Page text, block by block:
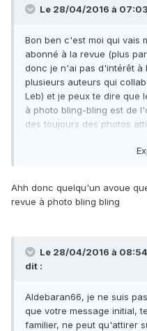
Le 28/04/2016 à 07:03,
Bon ben c'est moi qui vais
abonné à la revue (plus
donc je n'ai pas d'intérêt à
plusieurs auteurs qui
Leb) et je peux te dire que
à photo bling-bling est de
des toujours des photos
niveau géologique et
Serge
Ahh donc quelqu'un avoue
revue à photo bling bling
Le 28/04/2016 à 08:54,
dit :
Aldebaran66, je ne suis
que votre message initial,
familier, ne peut qu'attirer